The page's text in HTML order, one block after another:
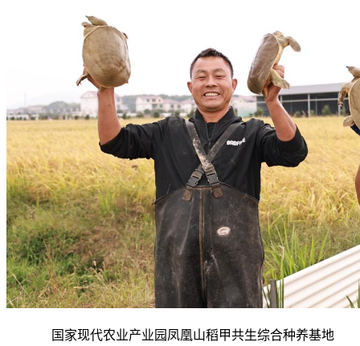
国家现代农业产业园凤凰山稻甲共生综合种养基地